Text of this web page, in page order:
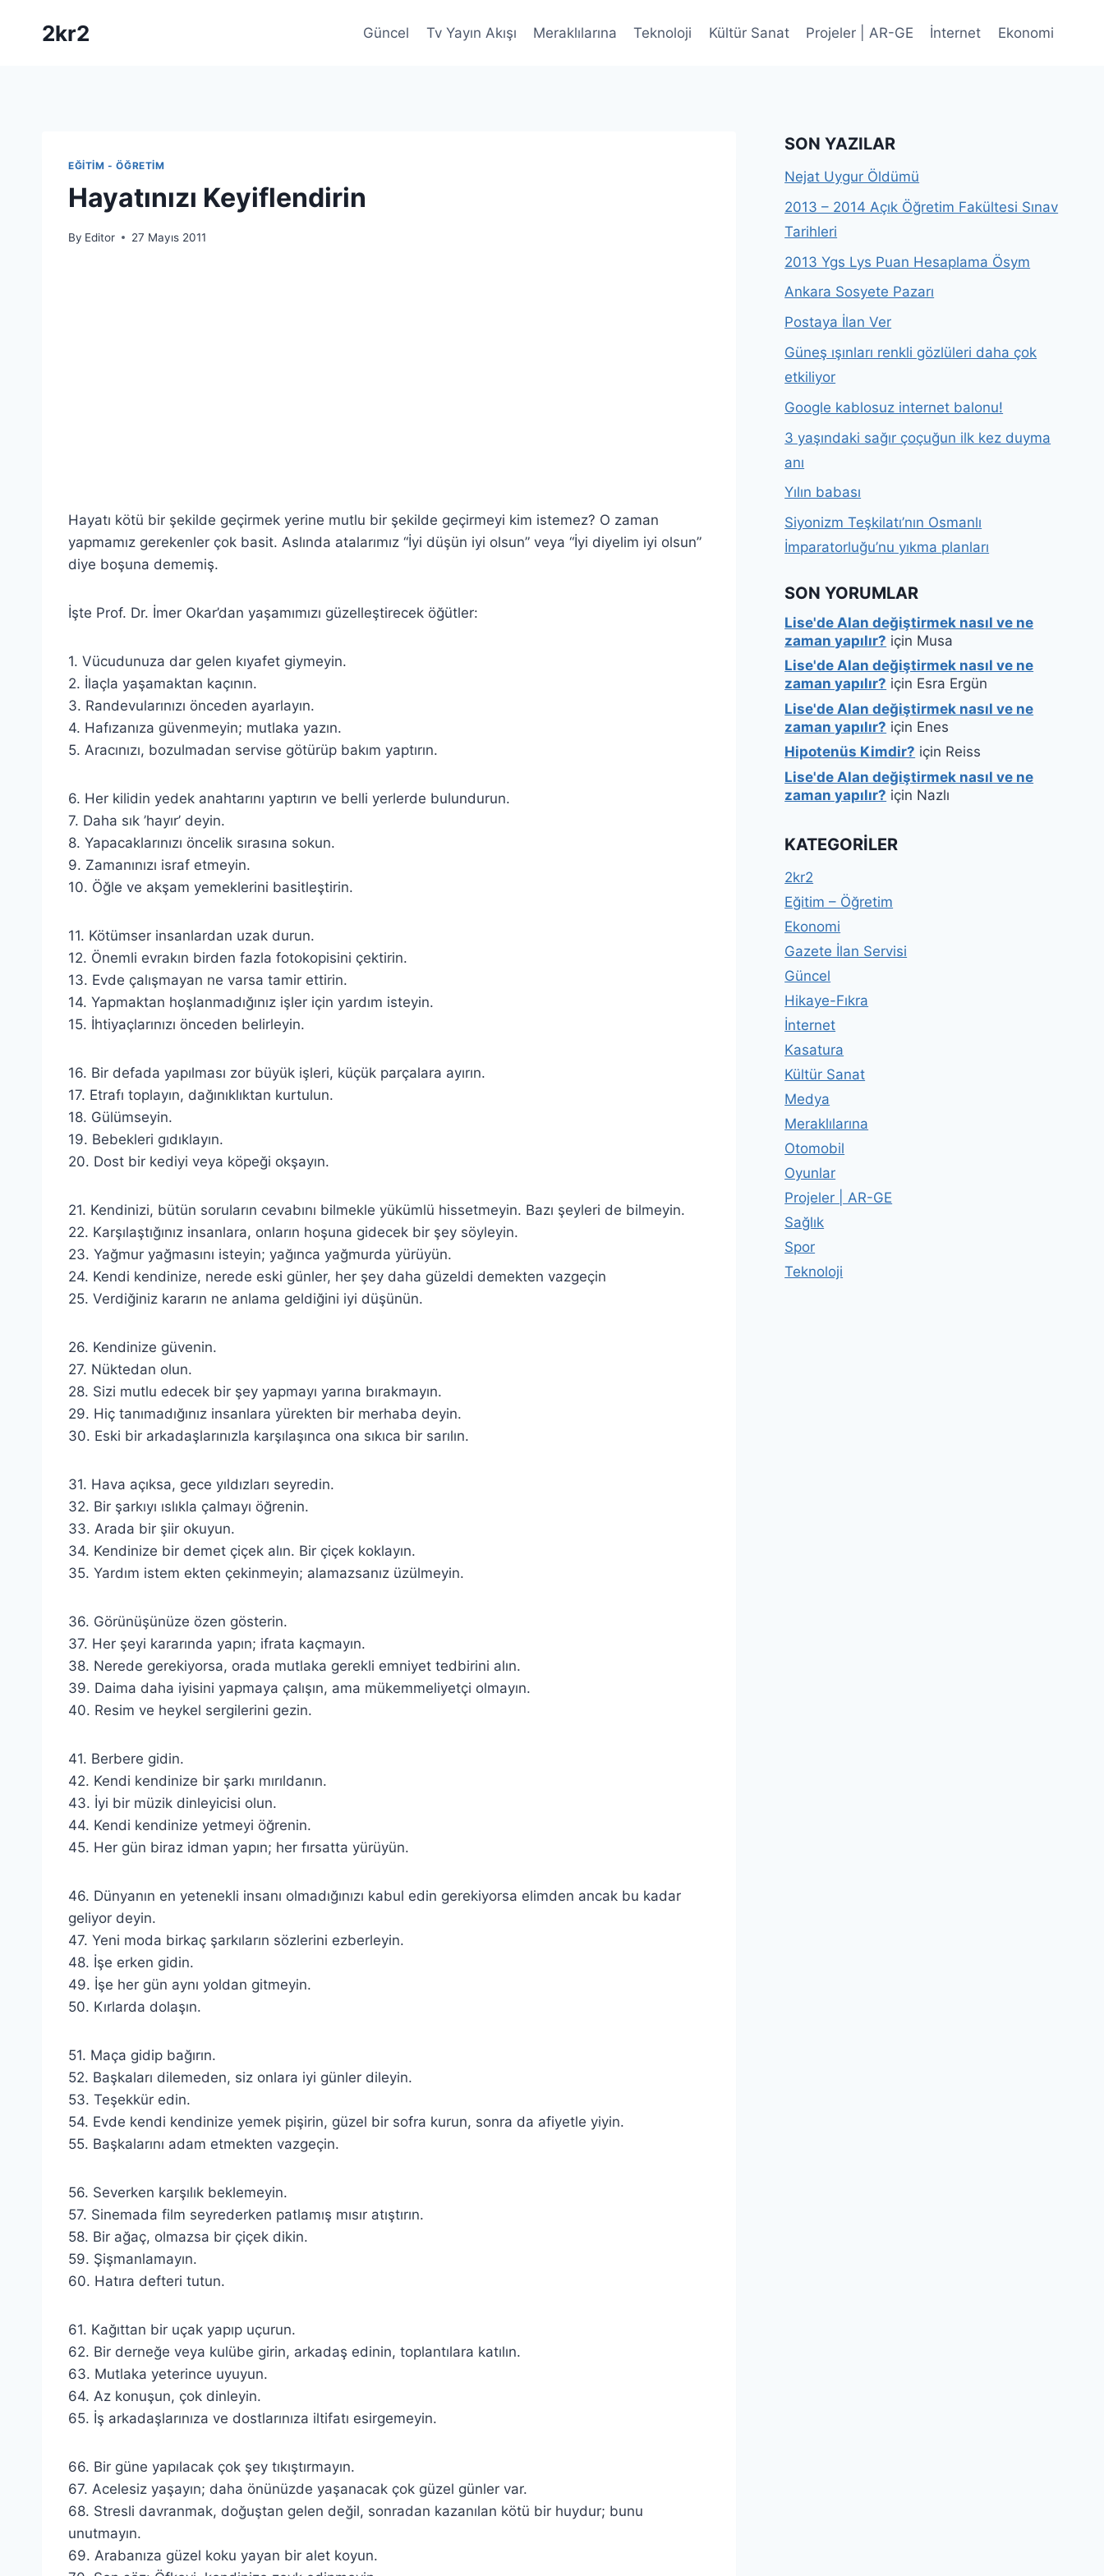
2kr2 Güncel Tv Yayın Akışı Meraklılarına Teknoloji Kültür Sanat Projeler | AR-GE İnternet Ekonomi
EĞITIM - ÖĞRETIM
Hayatınızı Keyiflendirin
By Editor 27 Mayıs 2011
Hayatı kötü bir şekilde geçirmek yerine mutlu bir şekilde geçirmeyi kim istemez? O zaman
yapmamız gerekenler çok basit. Aslında atalarımız “İyi düşün iyi olsun” veya “İyi diyelim iyi olsun”
diye boşuna dememiş.
İşte Prof. Dr. İmer Okar’dan yaşamımızı güzelleştirecek öğütler:
1. Vücudunuza dar gelen kıyafet giymeyin.
2. İlaçla yaşamaktan kaçının.
3. Randevularınızı önceden ayarlayın.
4. Hafızanıza güvenmeyin; mutlaka yazın.
5. Aracınızı, bozulmadan servise götürüp bakım yaptırın.
6. Her kilidin yedek anahtarını yaptırın ve belli yerlerde bulundurun.
7. Daha sık ’hayır’ deyin.
8. Yapacaklarınızı öncelik sırasına sokun.
9. Zamanınızı israf etmeyin.
10. Öğle ve akşam yemeklerini basitleştirin.
11. Kötümser insanlardan uzak durun.
12. Önemli evrakın birden fazla fotokopisini çektirin.
13. Evde çalışmayan ne varsa tamir ettirin.
14. Yapmaktan hoşlanmadığınız işler için yardım isteyin.
15. İhtiyaçlarınızı önceden belirleyin.
16. Bir defada yapılması zor büyük işleri, küçük parçalara ayırın.
17. Etrafı toplayın, dağınıklıktan kurtulun.
18. Gülümseyin.
19. Bebekleri gıdıklayın.
20. Dost bir kediyi veya köpeği okşayın.
21. Kendinizi, bütün soruların cevabını bilmekle yükümlü hissetmeyin. Bazı şeyleri de bilmeyin.
22. Karşılaştığınız insanlara, onların hoşuna gidecek bir şey söyleyin.
23. Yağmur yağmasını isteyin; yağınca yağmurda yürüyün.
24. Kendi kendinize, nerede eski günler, her şey daha güzeldi demekten vazgeçin
25. Verdiğiniz kararın ne anlama geldiğini iyi düşünün.
26. Kendinize güvenin.
27. Nüktedan olun.
28. Sizi mutlu edecek bir şey yapmayı yarına bırakmayın.
29. Hiç tanımadığınız insanlara yürekten bir merhaba deyin.
30. Eski bir arkadaşlarınızla karşılaşınca ona sıkıca bir sarılın.
31. Hava açıksa, gece yıldızları seyredin.
32. Bir şarkıyı ıslıkla çalmayı öğrenin.
33. Arada bir şiir okuyun.
34. Kendinize bir demet çiçek alın. Bir çiçek koklayın.
35. Yardım istem ekten çekinmeyin; alamazsanız üzülmeyin.
36. Görünüşünüze özen gösterin.
37. Her şeyi kararında yapın; ifrata kaçmayın.
38. Nerede gerekiyorsa, orada mutlaka gerekli emniyet tedbirini alın.
39. Daima daha iyisini yapmaya çalışın, ama mükemmeliyetçi olmayın.
40. Resim ve heykel sergilerini gezin.
41. Berbere gidin.
42. Kendi kendinize bir şarkı mırıldanın.
43. İyi bir müzik dinleyicisi olun.
44. Kendi kendinize yetmeyi öğrenin.
45. Her gün biraz idman yapın; her fırsatta yürüyün.
46. Dünyanın en yetenekli insanı olmadığınızı kabul edin gerekiyorsa elimden ancak bu kadar
geliyor deyin.
47. Yeni moda birkaç şarkıların sözlerini ezberleyin.
48. İşe erken gidin.
49. İşe her gün aynı yoldan gitmeyin.
50. Kırlarda dolaşın.
51. Maça gidip bağırın.
52. Başkaları dilemeden, siz onlara iyi günler dileyin.
53. Teşekkür edin.
54. Evde kendi kendinize yemek pişirin, güzel bir sofra kurun, sonra da afiyetle yiyin.
55. Başkalarını adam etmekten vazgeçin.
56. Severken karşılık beklemeyin.
57. Sinemada film seyrederken patlamış mısır atıştırın.
58. Bir ağaç, olmazsa bir çiçek dikin.
59. Şişmanlamayın.
60. Hatıra defteri tutun.
61. Kağıttan bir uçak yapıp uçurun.
62. Bir derneğe veya kulübe girin, arkadaş edinin, toplantılara katılın.
63. Mutlaka yeterince uyuyun.
64. Az konuşun, çok dinleyin.
65. İş arkadaşlarınıza ve dostlarınıza iltifatı esirgemeyin.
66. Bir güne yapılacak çok şey tıkıştırmayın.
67. Acelesiz yaşayın; daha önünüzde yaşanacak çok güzel günler var.
68. Stresli davranmak, doğuştan gelen değil, sonradan kazanılan kötü bir huydur; bunu
unutmayın.
69. Arabanıza güzel koku yayan bir alet koyun.
SON YAZILAR
Nejat Uygur Öldümü
2013 – 2014 Açık Öğretim Fakültesi Sınav
Tarihleri
2013 Ygs Lys Puan Hesaplama Ösym
Ankara Sosyete Pazarı
Postaya İlan Ver
Güneş ışınları renkli gözlüleri daha çok
etkiliyor
Google kablosuz internet balonu!
3 yaşındaki sağır çoçuğun ilk kez duyma
anı
Yılın babası
Siyonizm Teşkilatı’nın Osmanlı
İmparatorluğu’nu yıkma planları
SON YORUMLAR
Lise'de Alan değiştirmek nasıl ve ne
zaman yapılır? için Musa
Lise'de Alan değiştirmek nasıl ve ne
zaman yapılır? için Esra Ergün
Lise'de Alan değiştirmek nasıl ve ne
zaman yapılır? için Enes
Hipotenüs Kimdir? için Reiss
Lise'de Alan değiştirmek nasıl ve ne
zaman yapılır? için Nazlı
KATEGORILER
2kr2
Eğitim – Öğretim
Ekonomi
Gazete İlan Servisi
Güncel
Hikaye-Fıkra
İnternet
Kasatura
Kültür Sanat
Medya
Meraklılarına
Otomobil
Oyunlar
Projeler | AR-GE
Sağlık
Spor
Teknoloji